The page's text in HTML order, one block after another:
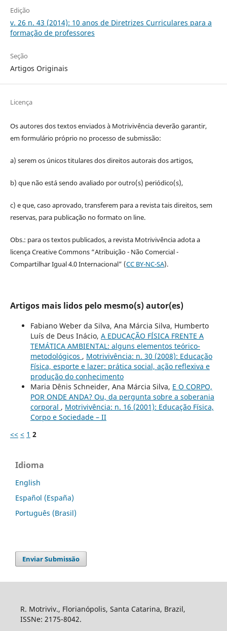
Edição
v. 26 n. 43 (2014): 10 anos de Diretrizes Curriculares para a
formação de professores
Seção
Artigos Originais
Licença
Os autores dos textos enviados à Motrivivência deverão garantir,
em formulário próprio no processo de submissão:
a) serem os únicos titulares dos direitos autorais dos artigos,
b) que não está sendo avaliado por outro(s) periódico(s),
c) e que, caso aprovado, transferem para a revista tais direitos, sem
reservas, para publicação no formato on line.
Obs.: para os textos publicados, a revista Motrivivência adota a
licença Creative Commons “Atribuição - Não Comercial -
Compartilhar Igual 4.0 Internacional” (CC BY-NC-SA).
Artigos mais lidos pelo mesmo(s) autor(es)
Fabiano Weber da Silva, Ana Márcia Silva, Humberto
Luís de Deus Inácio, A EDUCAÇÃO FÍSICA FRENTE A
TEMÁTICA AMBIENTAL: alguns elementos teórico-
metodológicos , Motrivivência: n. 30 (2008): Educação
Física, esporte e lazer: prática social, ação reflexiva e
produção do conhecimento
Maria Dênis Schneider, Ana Márcia Silva, E O CORPO,
POR ONDE ANDA? Ou, da pergunta sobre a soberania
corporal , Motrivivência: n. 16 (2001): Educação Física,
Corpo e Sociedade – II
<< < 1 2
Idioma
English
Español (España)
Português (Brasil)
Enviar Submissão
R. Motriviv., Florianópolis, Santa Catarina, Brazil,
ISSNe: 2175-8042.